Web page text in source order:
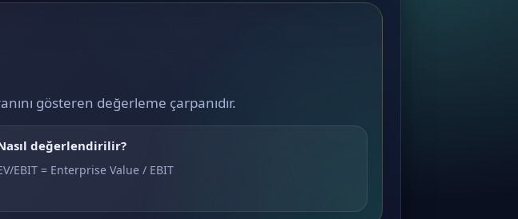
gösteren değerleme çarpanıdır.
değerlendirilir?
EBIT = Enterprise Value / EBIT